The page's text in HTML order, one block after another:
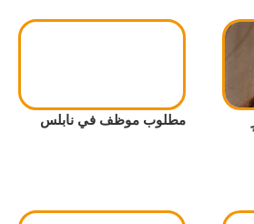
مطلوب موظف في نابلس